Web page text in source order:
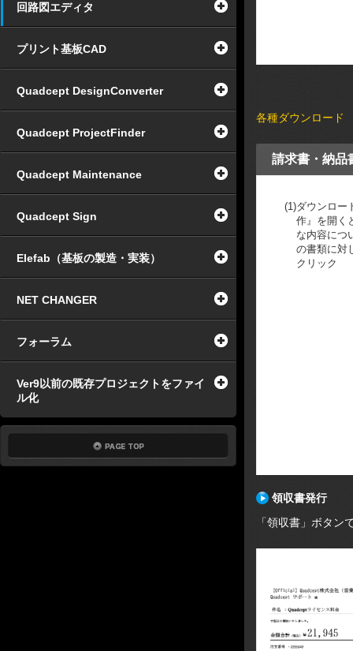
回路図エディタ
プリント基板CAD
Quadcept DesignConverter
Quadcept ProjectFinder
Quadcept Maintenance
Quadcept Sign
Elefab（基板の製造・実装）
NET CHANGER
フォーラム
Ver9以前の既存プロジェクトをファイ
ル化
各種ダウンロード
請求書・納品
(1)ダウンロー
作』を開く
な内容につ
の書類に対
クリック
領収書発行
「領収書」ボタン